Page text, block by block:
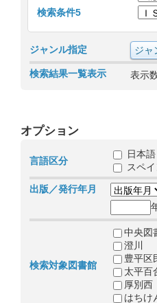
検索条件5
ジャンル指定
検索結果一覧表示 表示
オプション
言語区分
日本語
スペ
出版／発行年月
検索対象図書館
中央図
澄川
豊平区
太平百
厚別西
はちけ